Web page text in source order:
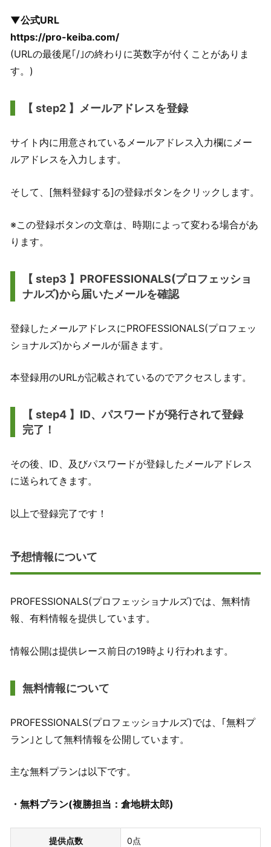
▼公式URL
https://pro-keiba.com/
(URLの最後尾｢/｣の終わりに英数字が付くことがありま
す。)
【 step2 】メールアドレスを登録
サイト内に用意されているメールアドレス入力欄にメー
ルアドレスを入力します。
そして、[無料登録する]の登録ボタンをクリックします。
※この登録ボタンの文章は、時期によって変わる場合があ
ります。
【 step3 】PROFESSIONALS(プロフェッショ
ナルズ)から届いたメールを確認
登録したメールアドレスにPROFESSIONALS(プロフェッ
ショナルズ)からメールが届きます。
本登録用のURLが記載されているのでアクセスします。
【 step4 】ID、パスワードが発行されて登録
完了！
その後、ID、及びパスワードが登録したメールアドレス
に送られてきます。
以上で登録完了です！
予想情報について
PROFESSIONALS(プロフェッショナルズ)では、無料情
報、有料情報を提供しています。
情報公開は提供レース前日の19時より行われます。
無料情報について
PROFESSIONALS(プロフェッショナルズ)では、｢無料プ
ラン｣として無料情報を公開しています。
主な無料プランは以下です。
・無料プラン(複勝担当：倉地耕太郎)
提供点数 0点